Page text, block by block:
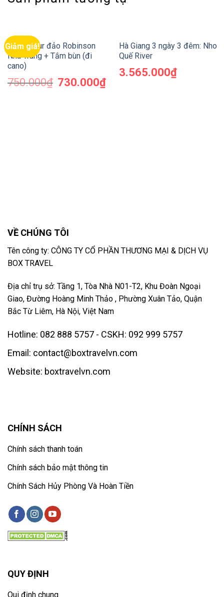
Giảm giá!
VIP – Tour đảo Robinson
Nha Trang + Tắm bùn (đi
cano)
750.000₫ 730.000₫
Hà Giang 3 ngày 3 đêm: Nho
Quế River
3.565.000₫
VỀ CHÚNG TÔI
Tên công ty: CÔNG TY CỔ PHẦN THƯƠNG MẠI & DỊCH VỤ
BOX TRAVEL
Địa chỉ trụ sở: Tầng 1, Tòa Nhà N01-T2, Khu Đoàn Ngoại
Giao, Đường Hoàng Minh Thảo , Phường Xuân Tảo, Quận
Bắc Từ Liêm, Hà Nội, Việt Nam
Hotline: 082 888 5757 - CSKH: 092 999 5757
Email: contact@boxtravelvn.com
Website: boxtravelvn.com
CHÍNH SÁCH
Chính sách thanh toán
Chính sách bảo mật thông tin
Chính Sách Hủy Phòng Và Hoàn Tiền
QUY ĐỊNH
Qui định chung